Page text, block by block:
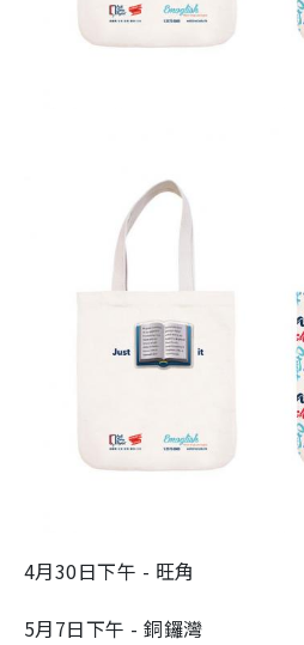
4月30日下午 - 旺角
5月7日下午 - 銅鑼灣